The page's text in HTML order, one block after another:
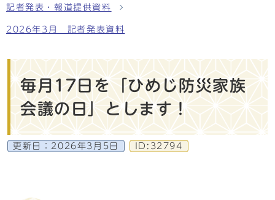
記者発表・報道提供資料
2026年3月 記者発表資料
毎月17日を「ひめじ防災家族
会議の日」とします！
更新日： 2026年3月5日 ID:32794